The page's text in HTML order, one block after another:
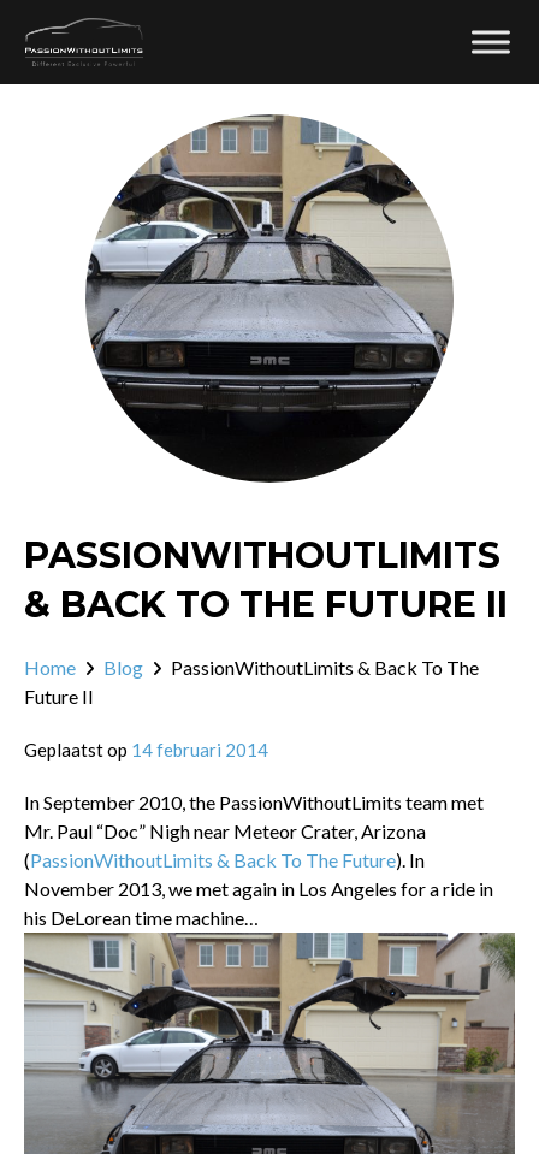
PASSIONWITHOUTLIMITS
& BACK TO THE FUTURE II
Home Blog
PassionWithoutLimits & Back To The
Future II
Geplaatst op 14 februari 2014
In September 2010, the PassionWithoutLimits team met
Mr. Paul “Doc” Nigh near Meteor Crater, Arizona
(PassionWithoutLimits & Back To The Future). In
November 2013, we met again in Los Angeles for a ride in
his DeLorean time machine…